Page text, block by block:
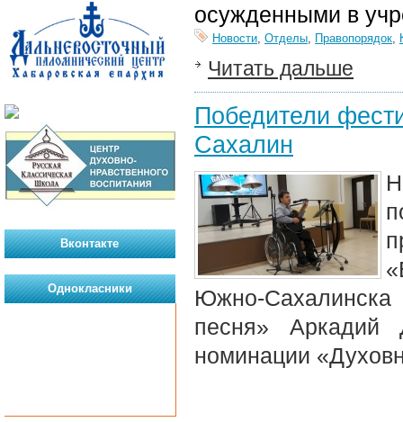
осужденными в
Новости, Отделы, Правопорядок,
Читать дальше
Победители
Сахалин
Южно-Сахалинска
песня» Аркадий
номинации
Вконтакте
Однокласники